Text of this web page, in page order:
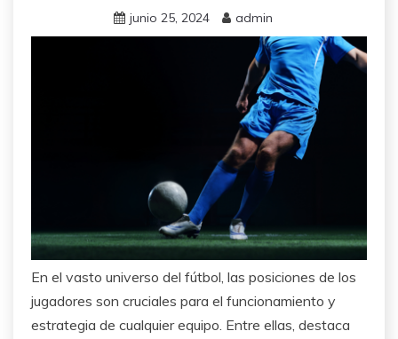
junio 25, 2024 admin
En el vasto universo del fútbol, las posiciones de los
jugadores son cruciales para el funcionamiento y
estrategia de cualquier equipo. Entre ellas, destaca